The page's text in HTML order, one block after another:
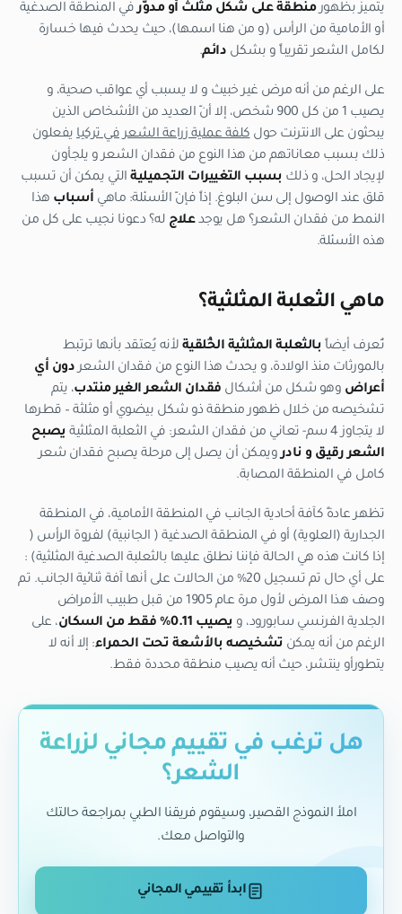
يتميز بظهورمنطقة على شكل مثلث أو مدوّرفي المنطقة الصدغية
أو الأمامية من الرأس (و من هنا اسمها)، حيث يحدث فيها خسارة
لكامل الشعر تقريباً و بشكل دائم.
على الرغم من أنه مرض غير خبيث و لا يسبب أي عواقب صحية، و
يصيب 1 من كل 900 شخص، إلا أنّ العديد من الأشخاص الذين
يبحثون على الانترنت حولكلفة عملية زراعة الشعر في تركيا يفعلون
ذلك بسبب معاناتهم من هذا النوع من فقدان الشعر و يلجأون
لإيجاد الحل، و ذلك بسبب التغييرات التجميلية التي يمكن أن تسبب
قلق عند الوصول إلى سن البلوغ. إذاً فإنّ الأسئلة: ماهي أسباب هذا
النمط من فقدان الشعر؟ هل يوجدعلاج له؟ دعونا نجيب على كل من
هذه الأسئلة.
ماهي الثعلبة المثلثية؟
تُعرف أيضاً بالثعلبة المثلثية الخُلقية لأنه يُعتقد بأنها ترتبط
بالمورثات منذ الولادة، و يحدث هذا النوع من فقدان الشعر دون أي
أعراض وهو شكل من أشكال فقدان الشعر الغير منتدب، يتم
تشخيصه من خلال ظهور منطقة ذو شكل بيضوي أو مثلثة – قطرها
لا يتجاوز 4 سم- تعاني من فقدان الشعر: في الثعلبة المثلثية
يصبح
الشعر رقيق و نادرويمكن أن يصل إلى مرحلة يصبح فقدان شعر
كامل في المنطقة المصابة.
تظهر عادةً كآفة أحادية الجانب في المنطقة الأمامية، في المنطقة
الجدارية (العلوية) أو في المنطقة الصدغية ( الجانبية) لفروة الرأس (
إذا كانت هذه هي الحالة فإننا نطلق عليها بالثعلبة الصدغية المثلثية) :
على أي حال تم تسجيل 20% من الحالات على أنها آفة ثنائية الجانب. تم
وصف هذا المرض لأول مرة عام 1905 من قبل طبيب الأمراض
الجلدية الفرنسي سابورود، و يصيب 0.11% فقط من السكان
، على
الرغم من أنه يمكن تشخيصه بالأشعة تحت الحمراء: إلا أنه لا
يتطورأو ينتشر، حيث أنه يصيب منطقة محددة فقط.
هل ترغب في تقييم مجاني لزراعة
الشعر؟
املأ النموذج القصير، وسيقوم فريقنا الطبي بمراجعة حالتك
والتواصل معك.
ابدأ تقييمي المجاني